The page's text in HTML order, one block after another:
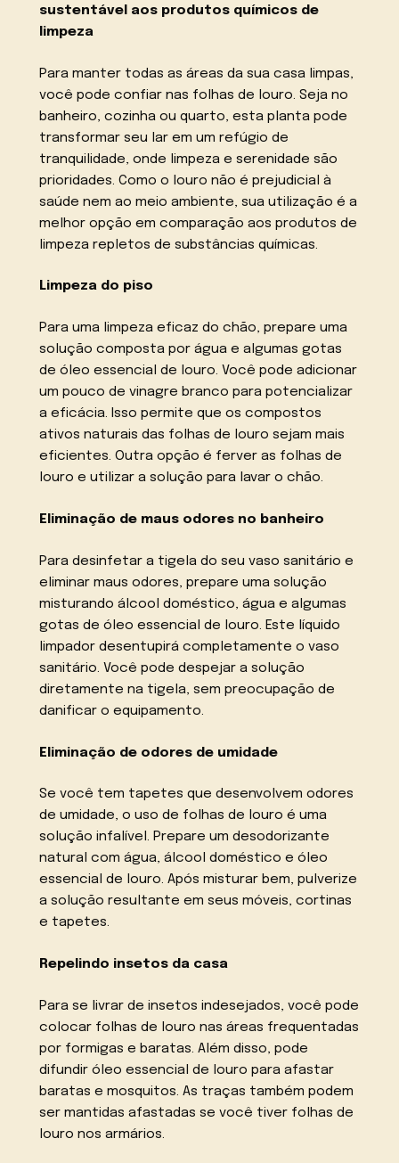
sustentável aos produtos químicos de
limpeza
Para manter todas as áreas da sua casa limpas,
você pode confiar nas folhas de louro. Seja no
banheiro, cozinha ou quarto, esta planta pode
transformar seu lar em um refúgio de
tranquilidade, onde limpeza e serenidade são
prioridades. Como o louro não é prejudicial à
saúde nem ao meio ambiente, sua utilização é a
melhor opção em comparação aos produtos de
limpeza repletos de substâncias químicas.
Limpeza do piso
Para uma limpeza eficaz do chão, prepare uma
solução composta por água e algumas gotas
de óleo essencial de louro. Você pode adicionar
um pouco de vinagre branco para potencializar
a eficácia. Isso permite que os compostos
ativos naturais das folhas de louro sejam mais
eficientes. Outra opção é ferver as folhas de
louro e utilizar a solução para lavar o chão.
Eliminação de maus odores no banheiro
Para desinfetar a tigela do seu vaso sanitário e
eliminar maus odores, prepare uma solução
misturando álcool doméstico, água e algumas
gotas de óleo essencial de louro. Este líquido
limpador desentupirá completamente o vaso
sanitário. Você pode despejar a solução
diretamente na tigela, sem preocupação de
danificar o equipamento.
Eliminação de odores de umidade
Se você tem tapetes que desenvolvem odores
de umidade, o uso de folhas de louro é uma
solução infalível. Prepare um desodorizante
natural com água, álcool doméstico e óleo
essencial de louro. Após misturar bem, pulverize
a solução resultante em seus móveis, cortinas
e tapetes.
Repelindo insetos da casa
Para se livrar de insetos indesejados, você pode
colocar folhas de louro nas áreas frequentadas
por formigas e baratas. Além disso, pode
difundir óleo essencial de louro para afastar
baratas e mosquitos. As traças também podem
ser mantidas afastadas se você tiver folhas de
louro nos armários.